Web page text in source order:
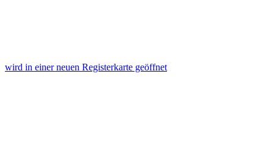
wird in einer neuen Registerkarte geöffnet